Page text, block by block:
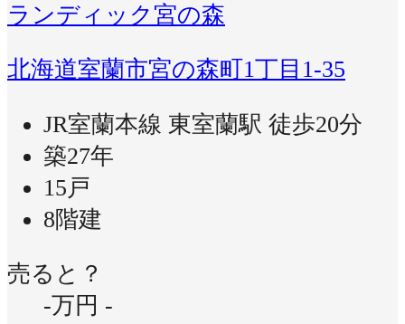
ランディック宮の森
北海道室蘭市宮の森町1丁目1-35
JR室蘭本線 東室蘭駅 徒歩20分
築27年
15戸
8階建
売ると？
-万円 -